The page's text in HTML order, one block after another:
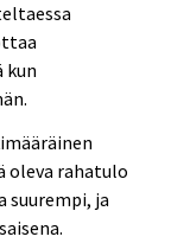
kun
oleva rahatulo
suurempi, ja